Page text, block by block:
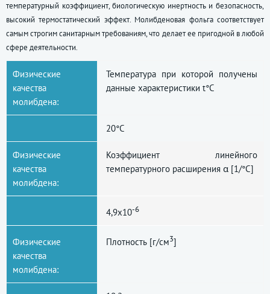
температурный коэффициент, биологическую инертность и безопасность,
высокий термостатический эффект. Молибденовая фольга соответствует
самым строгим санитарным требованиям, что делает ее пригодной в любой
сфере деятельности.
Физические
качества
молибдена:
Температура при которой получены
данные характеристики t°С
20°С
Физические
качества
молибдена:
Коэффициент линейного
температурного расширения α [1/°С]
4,9x10-6
Физические
качества
молибдена:
Плотность [г/cм3]